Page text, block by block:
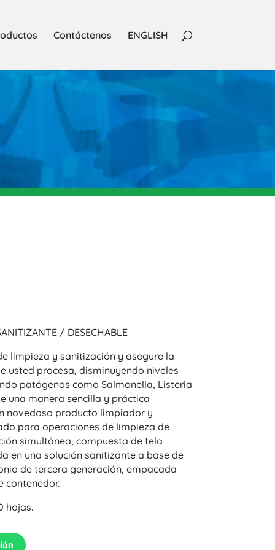
Contáctenos ENGLISH
/ DESECHABLE
limpieza y sanitización y asegure la
usted procesa, disminuyendo niveles
patógenos como Salmonella, Listeria
una manera sencilla y práctica
novedoso producto limpiador y
para operaciones de limpieza de
simultánea, compuesta de tela
en una solución sanitizante a base de
de tercera generación, empacada
contenedor.
hojas.